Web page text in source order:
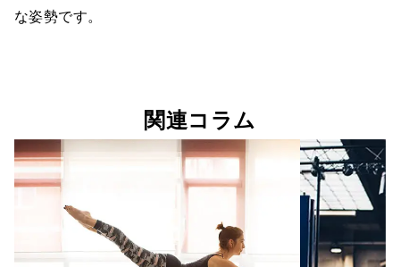
な姿勢です。
関連コラム